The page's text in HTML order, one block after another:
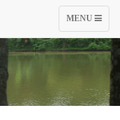
TOGGLE
NAVIGATION
MENU